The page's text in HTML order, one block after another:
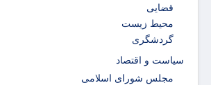
قضایی
محیط زیست
گردشگری
سیاست و اقتصاد
مجلس شورای اسلامی